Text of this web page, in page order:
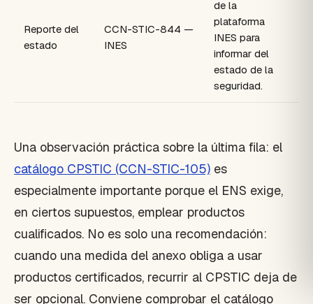
Reporte del
estado
CCN-STIC-844 —
INES
de la
plataforma
INES para
informar del
estado de la
seguridad.
Una observación práctica sobre la última fila: el
catálogo CPSTIC (CCN-STIC-105) es
especialmente importante porque el ENS exige,
en ciertos supuestos, emplear productos
cualificados. No es solo una recomendación:
cuando una medida del anexo obliga a usar
productos certificados, recurrir al CPSTIC deja de
ser opcional. Conviene comprobar el catálogo